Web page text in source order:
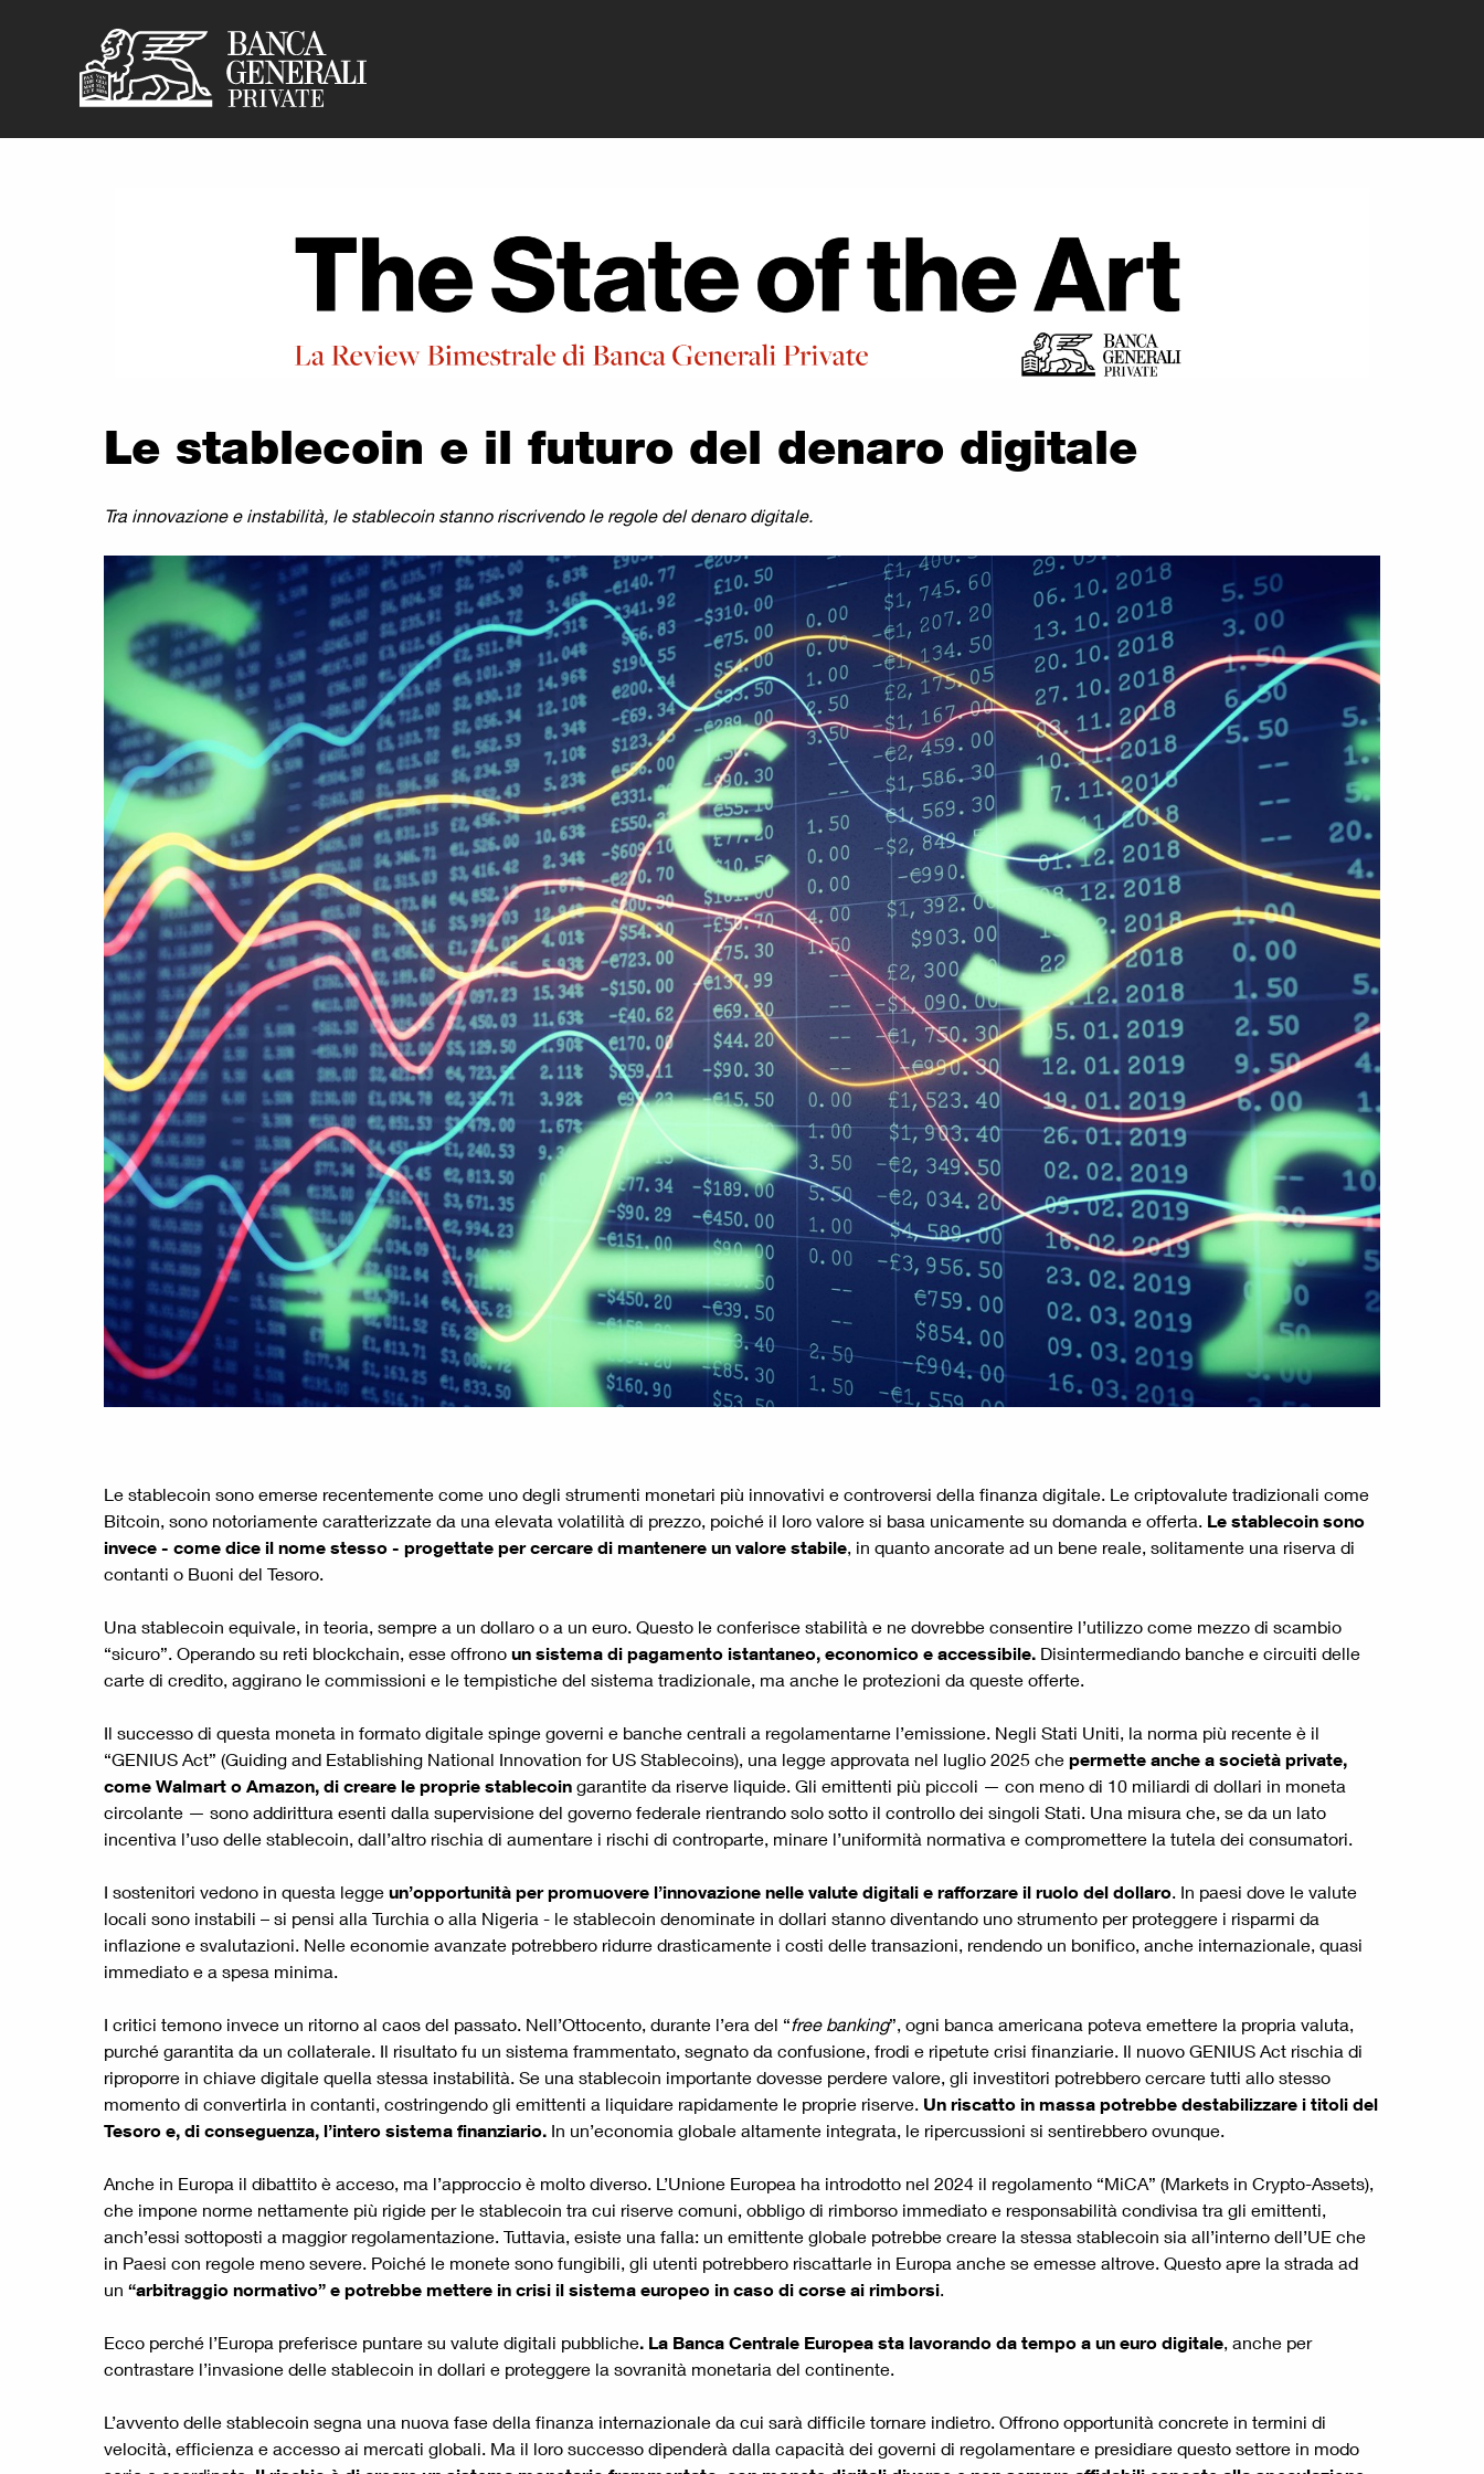
Banca Generali Private - Le stablecoin e il futuro
Le stablecoin e il futuro del denaro digitale
Tra innovazione e instabilità, le stablecoin stanno riscrivendo le regole del denaro digitale.
Le stablecoin sono emerse recentemente come uno degli strumenti monetari più innovativi e controversi della finanza digitale. Le criptovalute tradizionali come
Bitcoin, sono notoriamente caratterizzate da una elevata volatilità di prezzo, poiché il loro valore si basa unicamente su domanda e offerta. Le stablecoin sono
invece - come dice il nome stesso - progettate per cercare di mantenere un valore stabile , in quanto ancorate ad un bene reale, solitamente una riserva di
contanti o Buoni del Tesoro.
Una stablecoin equivale, in teoria, sempre a un dollaro o a un euro. Questo le conferisce stabilità e ne dovrebbe consentire l’utilizzo come mezzo di scambio
“sicuro”. Operando su reti blockchain, esse offrono un sistema di pagamento istantaneo, economico e accessibile. Disintermediando banche e circuiti delle
carte di credito, aggirano le commissioni e le tempistiche del sistema tradizionale, ma anche le protezioni da queste offerte.
Il successo di questa moneta in formato digitale spinge governi e banche centrali a regolamentarne l’emissione. Negli Stati Uniti, la norma più recente è il
“GENIUS Act” (Guiding and Establishing National Innovation for US Stablecoins), una legge approvata nel luglio 2025 che permette anche a società private,
come Walmart o Amazon, di creare le proprie stablecoin garantite da riserve liquide. Gli emittenti più piccoli — con meno di 10 miliardi di dollari in moneta
circolante — sono addirittura esenti dalla supervisione del governo federale rientrando solo sotto il controllo dei singoli Stati. Una misura che, se da un lato
incentiva l’uso delle stablecoin, dall’altro rischia di aumentare i rischi di controparte, minare l’uniformità normativa e compromettere la tutela dei consumatori.
I sostenitori vedono in questa legge un’opportunità per promuovere l’innovazione nelle valute digitali e rafforzare il ruolo del dollaro . In paesi dove le valute
locali sono instabili – si pensi alla Turchia o alla Nigeria - le stablecoin denominate in dollari stanno diventando uno strumento per proteggere i risparmi da
inflazione e svalutazioni. Nelle economie avanzate potrebbero ridurre drasticamente i costi delle transazioni, rendendo un bonifico, anche internazionale, quasi
immediato e a spesa minima.
I critici temono invece un ritorno al caos del passato. Nell’Ottocento, durante l’era del “free banking”, ogni banca americana poteva emettere la propria valuta,
purché garantita da un collaterale. Il risultato fu un sistema frammentato, segnato da confusione, frodi e ripetute crisi finanziarie. Il nuovo GENIUS Act rischia di
riproporre in chiave digitale quella stessa instabilità. Se una stablecoin importante dovesse perdere valore, gli investitori potrebbero cercare tutti allo stesso
momento di convertirla in contanti, costringendo gli emittenti a liquidare rapidamente le proprie riserve. Un riscatto in massa potrebbe destabilizzare i titoli del
Tesoro e, di conseguenza, l’intero sistema finanziario. In un’economia globale altamente integrata, le ripercussioni si sentirebbero ovunque.
Anche in Europa il dibattito è acceso, ma l’approccio è molto diverso. L’Unione Europea ha introdotto nel 2024 il regolamento “MiCA” (Markets in Crypto-Assets),
che impone norme nettamente più rigide per le stablecoin tra cui riserve comuni, obbligo di rimborso immediato e responsabilità condivisa tra gli emittenti,
anch’essi sottoposti a maggior regolamentazione. Tuttavia, esiste una falla: un emittente globale potrebbe creare la stessa stablecoin sia all’interno dell’UE che
in Paesi con regole meno severe. Poiché le monete sono fungibili, gli utenti potrebbero riscattarle in Europa anche se emesse altrove. Questo apre la strada ad
un “arbitraggio normativo” e potrebbe mettere in crisi il sistema europeo in caso di corse ai rimborsi
Ecco perché l’Europa preferisce puntare su valute digitali pubbliche. La Banca Centrale Europea sta lavorando da tempo a un euro digitale , anche per
contrastare l’invasione delle stablecoin in dollari e proteggere la sovranità monetaria del continente.
L’avvento delle stablecoin segna una nuova fase della finanza internazionale da cui sarà difficile tornare indietro. Offrono opportunità concrete in termini di
velocità, efficienza e accesso ai mercati globali. Ma il loro successo dipenderà dalla capacità dei governi di regolamentare e presidiare questo settore in modo